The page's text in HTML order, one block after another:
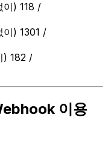
이) 118 /
이) 1301 /
) 182 /
이용